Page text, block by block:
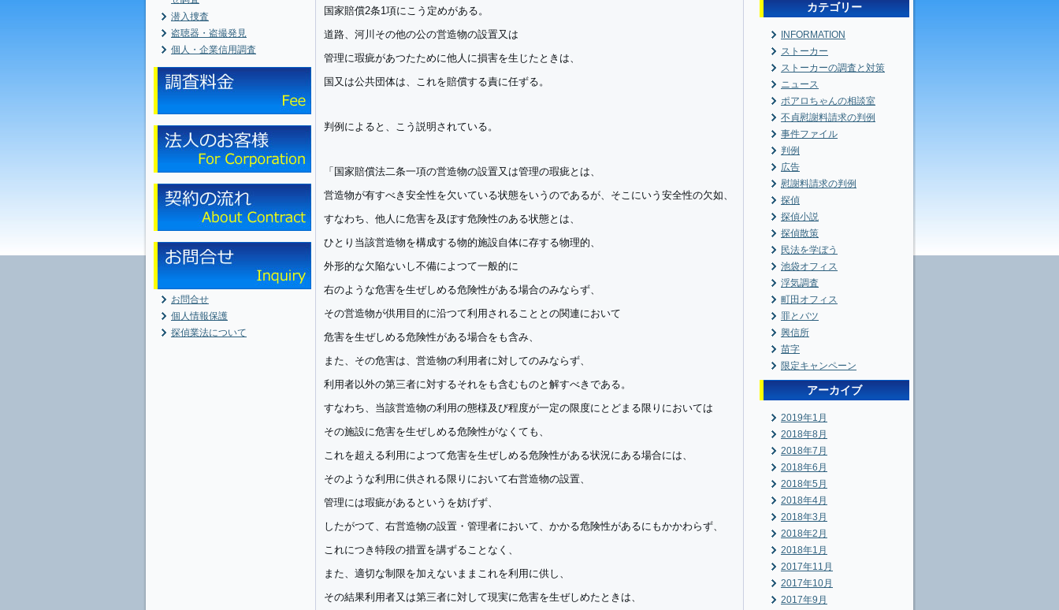
潜入捜査
盗聴器・盗撮発見
個人・企業信用調査
お問合せ
個人情報保護
探偵業法について
国家賠償2条1項にこう定めがある。
道路、河川その他の公の営造物の設置又は
管理に瑕疵があつたために他人に損害を生じたときは、
国又は公共団体は、これを賠償する責に任ずる。
判例によると、こう説明されている。
「国家賠償法二条一項の営造物の設置又は管理の瑕疵とは、
営造物が有すべき安全性を欠いている状態をいうのであるが、そこにいう安全性の欠如、
すなわち、他人に危害を及ぼす危険性のある状態とは、
ひとり当該営造物を構成する物的施設自体に存する物理的、
外形的な欠陥ないし不備によつて一般的に
右のような危害を生ぜしめる危険性がある場合のみならず、
その営造物が供用目的に沿つて利用されることとの関連において
危害を生ぜしめる危険性がある場合をも含み、
また、その危害は、営造物の利用者に対してのみならず、
利用者以外の第三者に対するそれをも含むものと解すべきである。
すなわち、当該営造物の利用の態様及び程度が一定の限度にとどまる限りにおいては
その施設に危害を生ぜしめる危険性がなくても、
これを超える利用によつて危害を生ぜしめる危険性がある状況にある場合には、
そのような利用に供される限りにおいて右営造物の設置、
管理には瑕疵があるというを妨げず、
したがつて、右営造物の設置・管理者において、かかる危険性があるにもかかわらず、
これにつき特段の措置を講ずることなく、
また、適切な制限を加えないままこれを利用に供し、
その結果利用者又は第三者に対して現実に危害を生ぜしめたときは、
カテゴリー
INFORMATION
ストーカー
ストーカーの調査と対策
ニュース
ポアロちゃんの相談室
不貞慰謝料請求の判例
事件ファイル
判例
広告
慰謝料請求の判例
探偵
探偵小説
探偵散策
民法を学ぼう
池袋オフィス
浮気調査
町田オフィス
罪とバツ
興信所
苗字
限定キャンペーン
アーカイブ
2019年1月
2018年8月
2018年7月
2018年6月
2018年5月
2018年4月
2018年3月
2018年2月
2018年1月
2017年11月
2017年10月
2017年9月